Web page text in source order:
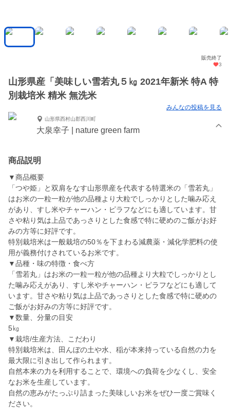
販売終了
3
山形県産「美味しい雪若丸５㎏ 2021年新米 特A 特
別栽培米 精米 無洗米
みんなの投稿を見る
山形県西村山郡西川町
大泉幸子 | nature green farm
商品説明
▼商品概要
「つや姫」と双肩をなす山形県産を代表する特選米の「雪若丸」
はお米の一粒一粒が他の品種より大粒でしっかりとした噛み応え
があり、すし米やチャーハン・ピラフなどにも適しています。甘
さや粘り気は上品であっさりとした食感で特に硬めのご飯がお好
みの方等に好評です。
特別栽培米は一般栽培の50％を下まわる減農薬・減化学肥料の使
用が義務付けされているお米です。
▼品種・味の特徴・食べ方
「雪若丸」はお米の一粒一粒が他の品種より大粒でしっかりとし
た噛み応えがあり、すし米やチャーハン・ピラフなどにも適して
います。甘さや粘り気は上品であっさりとした食感で特に硬めの
ご飯がお好みの方等に好評です。
▼数量、分量の目安
5㎏
▼栽培/生産方法、こだわり
特別栽培米は、田んぼの土や水、稲が本来持っている自然の力を
最大限に引き出して作られます。
自然本来の力を利用することで、環境への負荷を少なくし、安全
なお米を生産しています。
自然の恵みがたっぷり詰まった美味しいお米をぜひ一度ご賞味く
ださい。